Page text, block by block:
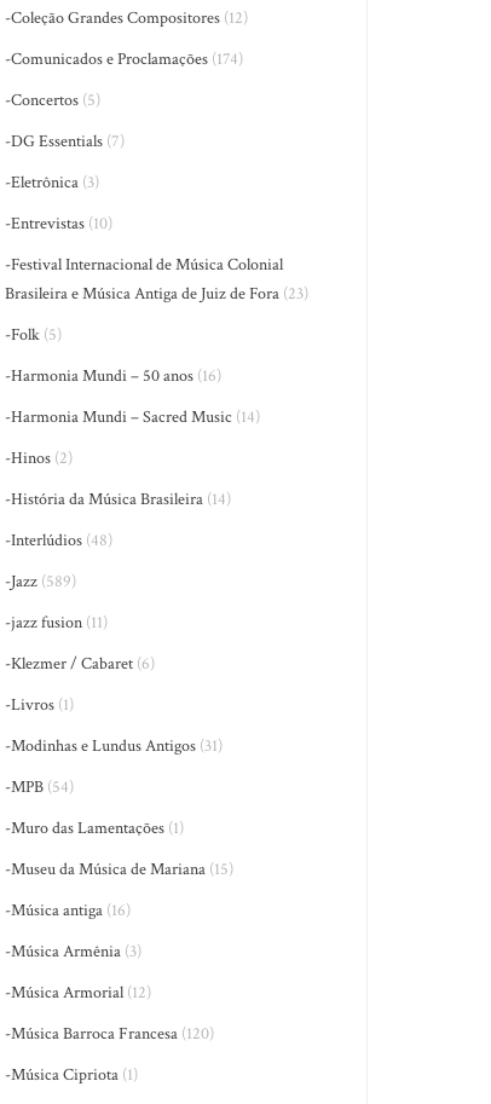
-Coleção Grandes Compositores (12)
-Comunicados e Proclamações (174)
-Concertos (5)
-DG Essentials (7)
-Eletrônica (3)
-Entrevistas (10)
-Festival Internacional de Música Colonial
Brasileira e Música Antiga de Juiz de Fora (23)
-Folk (5)
-Harmonia Mundi – 50 anos (16)
-Harmonia Mundi – Sacred Music (14)
-Hinos (2)
-História da Música Brasileira (14)
-Interlúdios (48)
-Jazz (589)
-jazz fusion (11)
-Klezmer / Cabaret (6)
-Livros (1)
-Modinhas e Lundus Antigos (31)
-MPB (54)
-Muro das Lamentações (1)
-Museu da Música de Mariana (15)
-Música antiga (16)
-Música Armênia (3)
-Música Armorial (12)
-Música Barroca Francesa (120)
-Música Cipriota (1)